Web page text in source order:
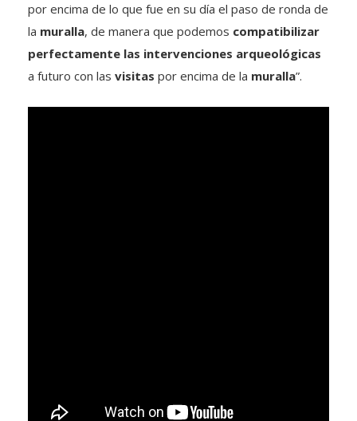
por encima de lo que fue en su día el paso de ronda de
la muralla, de manera que podemos compatibilizar
perfectamente las intervenciones arqueológicas
a futuro con las visitas por encima de la muralla”.